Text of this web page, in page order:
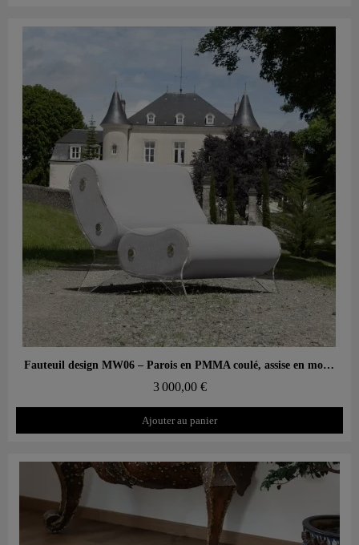
Aperçu rapide Fauteuil design MW06 – Parois en PMMA coulé, assise en mousse alvéolaire
3 000,00 €
Ajouter au panier